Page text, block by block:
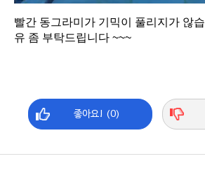
빨간 동그라미가 기믹이 풀리지가 않
유 좀 부탁드립니다 ~~~
좋아요! (0)